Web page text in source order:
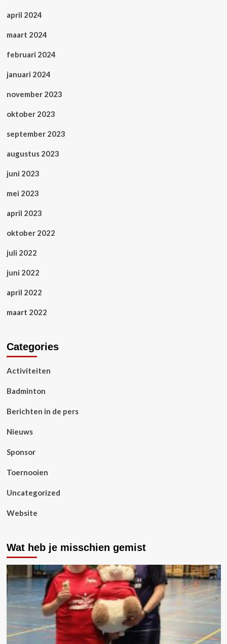
april 2024
maart 2024
februari 2024
januari 2024
november 2023
oktober 2023
september 2023
augustus 2023
juni 2023
mei 2023
april 2023
oktober 2022
juli 2022
juni 2022
april 2022
maart 2022
Categories
Activiteiten
Badminton
Berichten in de pers
Nieuws
Sponsor
Toernooien
Uncategorized
Website
Wat heb je misschien gemist